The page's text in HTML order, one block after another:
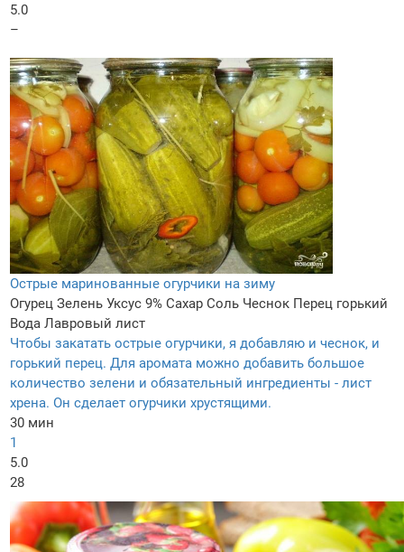
5.0
–
Острые маринованные огурчики на зиму
Огурец Зелень Уксус 9% Сахар Соль Чеснок Перец горький
Вода Лавровый лист
Чтобы закатать острые огурчики, я добавляю и чеснок, и
горький перец. Для аромата можно добавить большое
количество зелени и обязательный ингредиенты - лист
хрена. Он сделает огурчики хрустящими.
30 мин
1
5.0
28